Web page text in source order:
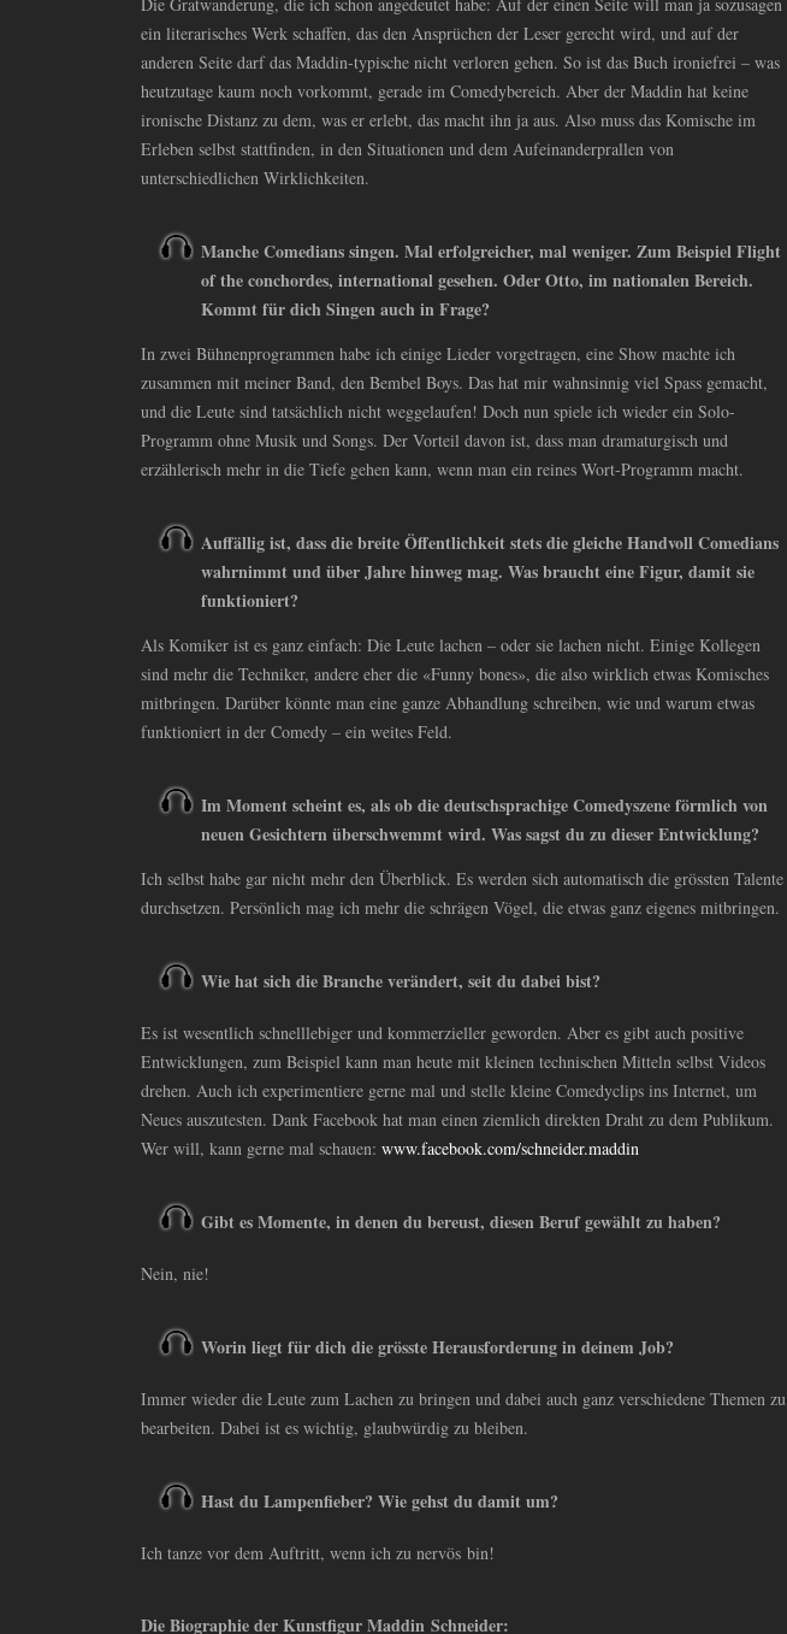
ein literarisches Werk schaffen, das den Ansprüchen der Leser gerecht wird, und auf der
anderen Seite darf das Maddin-typische nicht verloren gehen. So ist das Buch ironiefrei – was
heutzutage kaum noch vorkommt, gerade im Comedybereich. Aber der Maddin hat keine
ironische Distanz zu dem, was er erlebt, das macht ihn ja aus. Also muss das Komische im
Erleben selbst stattfinden, in den Situationen und dem Aufeinanderprallen von
unterschiedlichen Wirklichkeiten.
Manche Comedians singen. Mal erfolgreicher, mal weniger. Zum Beispiel Flight
of the conchordes, international gesehen. Oder Otto, im nationalen Bereich.
Kommt für dich Singen auch in Frage?
In zwei Bühnenprogrammen habe ich einige Lieder vorgetragen, eine Show machte ich
zusammen mit meiner Band, den Bembel Boys. Das hat mir wahnsinnig viel Spass gemacht,
und die Leute sind tatsächlich nicht weggelaufen! Doch nun spiele ich wieder ein Solo-
Programm ohne Musik und Songs. Der Vorteil davon ist, dass man dramaturgisch und
erzählerisch mehr in die Tiefe gehen kann, wenn man ein reines Wort-Programm macht.
Auffällig ist, dass die breite Öffentlichkeit stets die gleiche Handvoll Comedians
wahrnimmt und über Jahre hinweg mag. Was braucht eine Figur, damit sie
funktioniert?
Als Komiker ist es ganz einfach: Die Leute lachen – oder sie lachen nicht. Einige Kollegen
sind mehr die Techniker, andere eher die «Funny bones», die also wirklich etwas Komisches
mitbringen. Darüber könnte man eine ganze Abhandlung schreiben, wie und warum etwas
funktioniert in der Comedy – ein weites Feld.
Im Moment scheint es, als ob die deutschsprachige Comedyszene förmlich von
neuen Gesichtern überschwemmt wird. Was sagst du zu dieser Entwicklung?
Ich selbst habe gar nicht mehr den Überblick. Es werden sich automatisch die grössten Talente
durchsetzen. Persönlich mag ich mehr die schrägen Vögel, die etwas ganz eigenes mitbringen.
Wie hat sich die Branche verändert, seit du dabei bist?
Es ist wesentlich schnelllebiger und kommerzieller geworden. Aber es gibt auch positive
Entwicklungen, zum Beispiel kann man heute mit kleinen technischen Mitteln selbst Videos
drehen. Auch ich experimentiere gerne mal und stelle kleine Comedyclips ins Internet, um
Neues auszutesten. Dank Facebook hat man einen ziemlich direkten Draht zu dem Publikum.
Wer will, kann gerne mal schauen: www.facebook.com/schneider.maddin
Gibt es Momente, in denen du bereust, diesen Beruf gewählt zu haben?
Nein, nie!
Worin liegt für dich die grösste Herausforderung in deinem Job?
Immer wieder die Leute zum Lachen zu bringen und dabei auch ganz verschiedene Themen zu
bearbeiten. Dabei ist es wichtig, glaubwürdig zu bleiben.
Hast du Lampenfieber? Wie gehst du damit um?
Ich tanze vor dem Auftritt, wenn ich zu nervös bin!
Die Biographie der Kunstfigur Maddin Schneider: